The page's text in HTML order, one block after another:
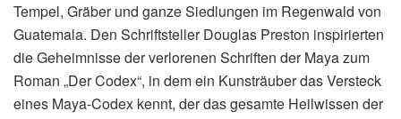
Tempel, Gräber und ganze Siedlungen im Regenwald von
Guatemala. Den Schriftsteller Douglas Preston inspirierten
die Geheimnisse der verlorenen Schriften der Maya zum
Roman „Der Codex“, in dem ein Kunsträuber das Versteck
eines Maya-Codex kennt, der das gesamte Heilwissen der